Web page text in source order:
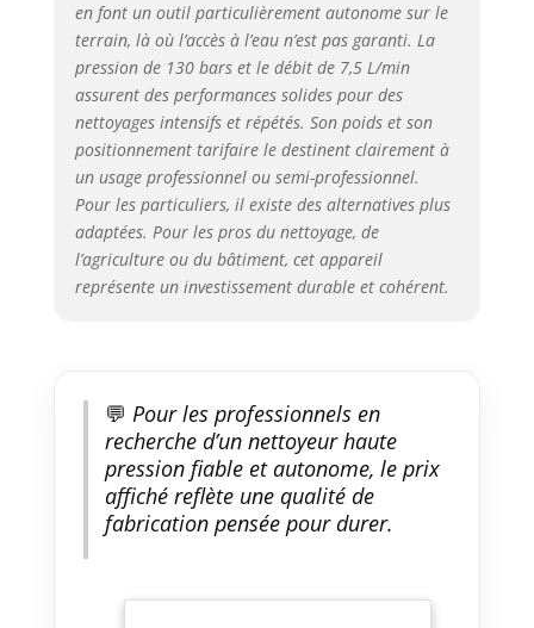
en font un outil particulièrement autonome sur le
terrain, là où l’accès à l’eau n’est pas garanti. La
pression de 130 bars et le débit de 7,5 L/min
assurent des performances solides pour des
nettoyages intensifs et répétés. Son poids et son
positionnement tarifaire le destinent clairement à
un usage professionnel ou semi-professionnel.
Pour les particuliers, il existe des alternatives plus
adaptées. Pour les pros du nettoyage, de
l’agriculture ou du bâtiment, cet appareil
représente un investissement durable et cohérent.
💬 Pour les professionnels en
recherche d’un nettoyeur haute
pression fiable et autonome, le prix
affiché reflète une qualité de
fabrication pensée pour durer.